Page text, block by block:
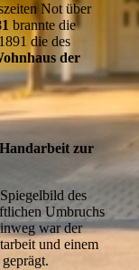
Not über
brannte die
die des
der
zur
des
Umbruchs
war der
und einem